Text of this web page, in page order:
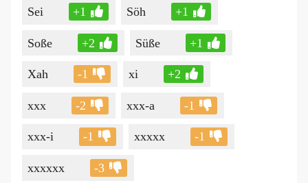
Sei +1 Söh +1
Soße +2 Süße +1
Xah -1 xi +2
xxx -2 xxx-a -1
xxx-i -1 xxxxx -1
xxxxxx -3